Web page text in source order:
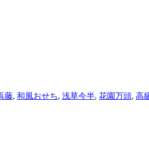
藤, 和風おせち, 浅草今半, 花園万頭, 高